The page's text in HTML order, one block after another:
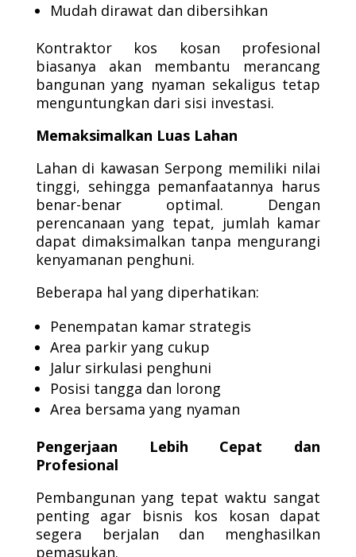
Mudah dirawat dan dibersihkan
Kontraktor kos kosan profesional
biasanya akan membantu merancang
bangunan yang nyaman sekaligus tetap
menguntungkan dari sisi investasi.
Memaksimalkan Luas Lahan
Lahan di kawasan Serpong memiliki nilai
tinggi, sehingga pemanfaatannya harus
benar-benar optimal. Dengan
perencanaan yang tepat, jumlah kamar
dapat dimaksimalkan tanpa mengurangi
kenyamanan penghuni.
Beberapa hal yang diperhatikan:
Penempatan kamar strategis
Area parkir yang cukup
Jalur sirkulasi penghuni
Posisi tangga dan lorong
Area bersama yang nyaman
Pengerjaan Lebih Cepat dan
Profesional
Pembangunan yang tepat waktu sangat
penting agar bisnis kos kosan dapat
segera berjalan dan menghasilkan
pemasukan.